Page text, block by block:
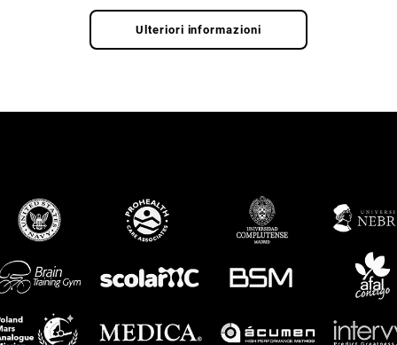
Ulteriori informazioni